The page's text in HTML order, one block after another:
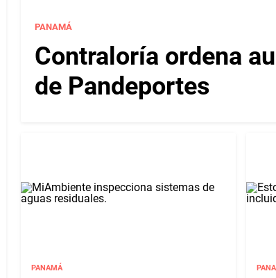
PANAMÁ
Contraloría ordena
de Pandeportes
PANAMÁ